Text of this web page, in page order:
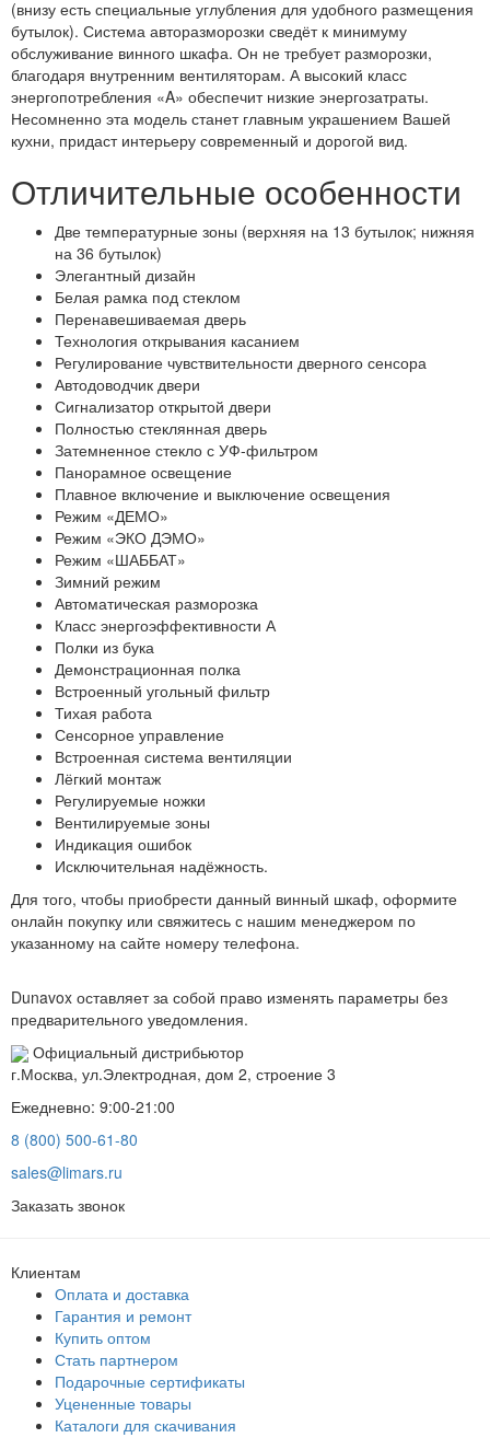
(внизу есть специальные углубления для удобного размещения
бутылок). Система авторазморозки сведёт к минимуму
обслуживание винного шкафа. Он не требует разморозки,
благодаря внутренним вентиляторам. А высокий класс
энергопотребления «A» обеспечит низкие энергозатраты.
Несомненно эта модель станет главным украшением Вашей
кухни, придаст интерьеру современный и дорогой вид.
Отличительные особенности
Две температурные зоны (верхняя на 13 бутылок; нижняя
на 36 бутылок)
Элегантный дизайн
Белая рамка под стеклом
Перенавешиваемая дверь
Технология открывания касанием
Регулирование чувствительности дверного сенсора
Автодоводчик двери
Сигнализатор открытой двери
Полностью стеклянная дверь
Затемненное стекло с УФ-фильтром
Панорамное освещение
Плавное включение и выключение освещения
Режим «ДЕМО»
Режим «ЭКО ДЭМО»
Режим «ШАББАТ»
Зимний режим
Автоматическая разморозка
Класс энергоэффективности А
Полки из бука
Демонстрационная полка
Встроенный угольный фильтр
Тихая работа
Сенсорное управление
Встроенная система вентиляции
Лёгкий монтаж
Регулируемые ножки
Вентилируемые зоны
Индикация ошибок
Исключительная надёжность.
Для того, чтобы приобрести данный винный шкаф, оформите
онлайн покупку или свяжитесь с нашим менеджером по
указанному на сайте номеру телефона.
Dunavox оставляет за собой право изменять параметры без
предварительного уведомления.
Официальный дистрибьютор
г.Москва, ул.Электродная, дом 2, строение 3
Ежедневно: 9:00-21:00
8 (800) 500-61-80
sales@limars.ru
Заказать звонок
Клиентам
Оплата и доставка
Гарантия и ремонт
Купить оптом
Стать партнером
Подарочные сертификаты
Уцененные товары
Каталоги для скачивания